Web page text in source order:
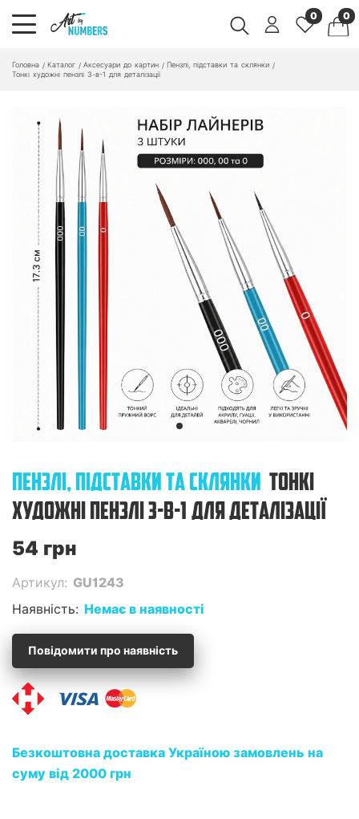
0 0
Головна / Каталог / Аксесуари до картин / Пензлі, підставки та склянки /
Тонкі художні пензлі 3-в-1 для деталізації
ПЕНЗЛІ, ПІДСТАВКИ ТА СКЛЯНКИ ТОНКІ
ХУДОЖНІ ПЕНЗЛІ 3-В-1 ДЛЯ ДЕТАЛІЗАЦІЇ
54 грн
Артикул: GU1243
Наявність: Немає в наявності
Повідомити про наявність
Безкоштовна доставка Україною замовлень на
суму від 2000 грн